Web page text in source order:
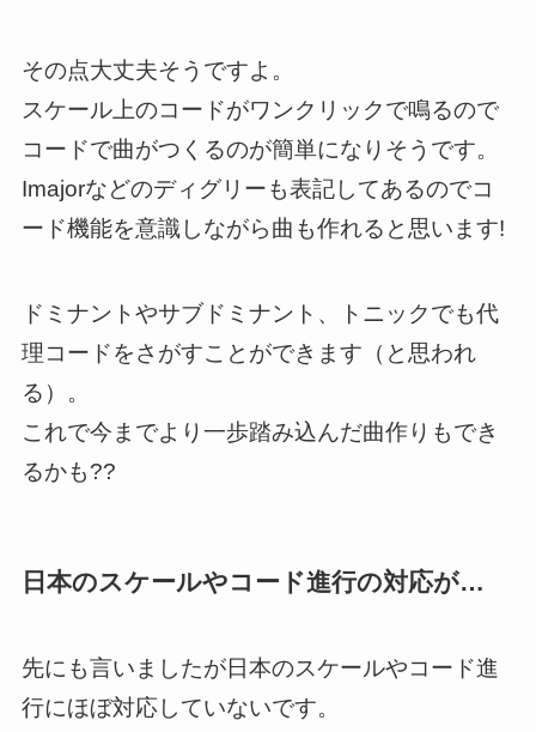
その点大丈夫そうですよ。
スケール上のコードがワンクリックで鳴るので
コードで曲がつくるのが簡単になりそうです。
Imajorなどのディグリーも表記してあるのでコ
ード機能を意識しながら曲も作れると思います!
ドミナントやサブドミナント、トニックでも代
理コードをさがすことができます（と思われ
る）。
これで今までより一歩踏み込んだ曲作りもでき
るかも??
日本のスケールやコード進行の対応が…
先にも言いましたが日本のスケールやコード進
行にほぼ対応していないです。